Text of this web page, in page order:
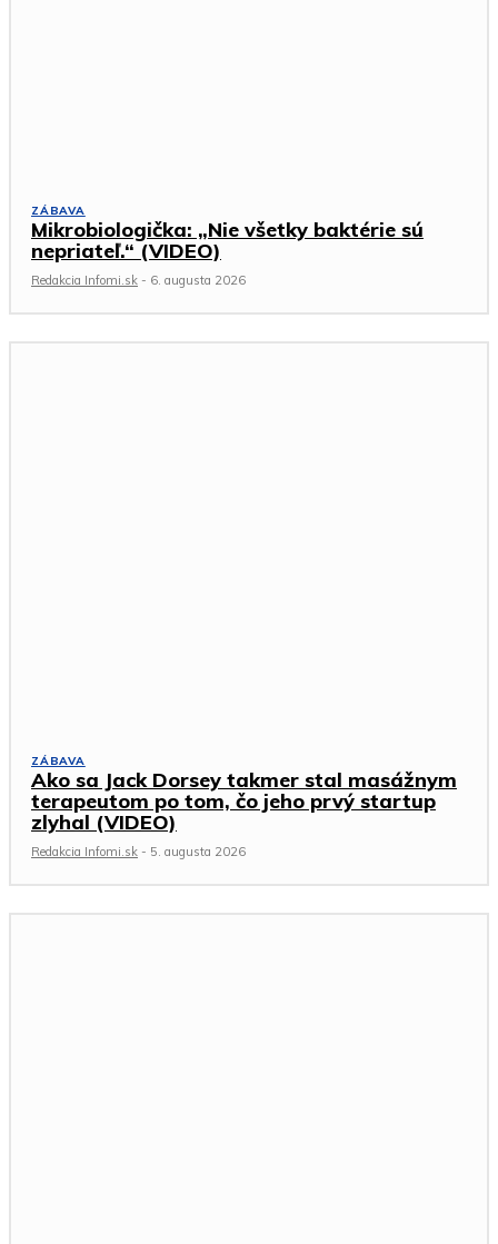
ZÁBAVA
Mikrobiologička: „Nie všetky baktérie sú
nepriateľ.“ (VIDEO)
Redakcia Infomi.sk - 6. augusta 2026
ZÁBAVA
Ako sa Jack Dorsey takmer stal masážnym
terapeutom po tom, čo jeho prvý startup
zlyhal (VIDEO)
Redakcia Infomi.sk - 5. augusta 2026